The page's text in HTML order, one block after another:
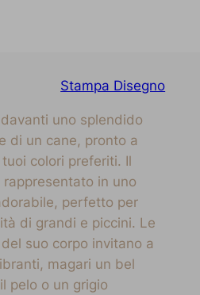
Stampa Disegno
uno splendido
di un cane, pronto a
colori preferiti. Il
in uno
perfetto per
di grandi e piccini. Le
suo corpo invitano a
magari un bel
pelo o un grigio